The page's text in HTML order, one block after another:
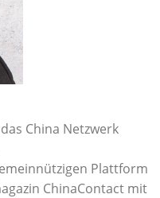
China Netzwerk
Plattform
ChinaContact mit